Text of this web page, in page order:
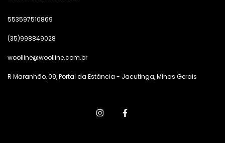
553597510869
(35)998849028
woolline@woolline.com.br
R Maranhão, 09, Portal da Estância - Jacutinga, Minas Gerais